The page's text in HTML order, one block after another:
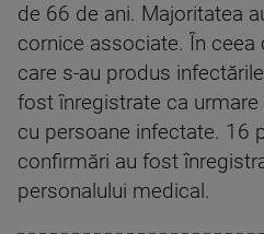
de 66 de ani. Majoritatea
cornice associate. În
care s-au produs
fost înregistrate ca
cu persoane infectate. 16
confirmări au fost
personalului medical.